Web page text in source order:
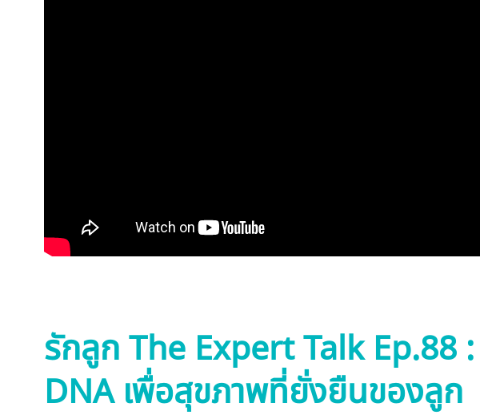
รักลูก The Expert Talk Ep.88
DNA เพื่อสุขภาพที่ยั่งยืนของลูก